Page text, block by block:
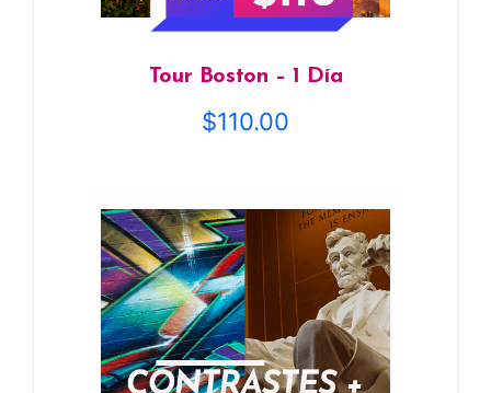
Tour Boston – 1 Día
$110.00